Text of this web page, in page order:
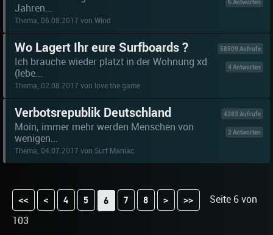
Jahren...
Thema, 06.08.2017 von Wind
6 Antworten
Wo Lagert Ihr eure Surfboards ?
Ich brauche wieder platzt in der Wohnung xd
(lebe...
Thema, 02.08.2017 von love the game
58509 Aufrufe
4 Antworten
Verbotsrepublik Deutschland
Moin, immer mehr werden Menschen von
wenigen...
Thema, 04.07.2017 von Surf Maniac
4383 Aufrufe
2 Antworten
<< < 4 5 6 7 8 > >>
Seite 6 von
103